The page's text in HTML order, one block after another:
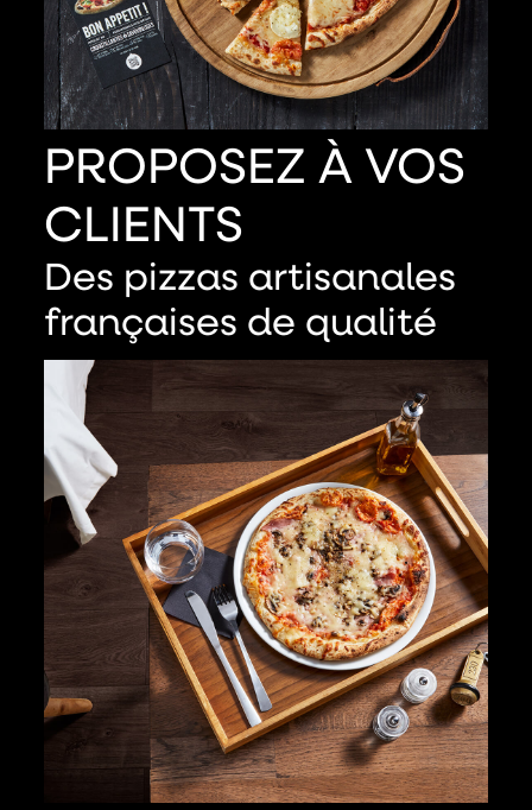
PROPOSEZ À VOS
CLIENTS
Des pizzas artisanales
françaises de qualité